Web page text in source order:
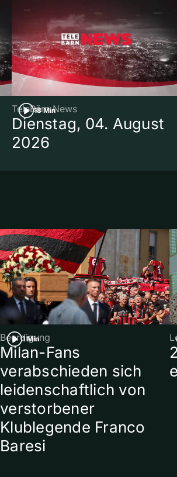
18 Min
TeleBärn News
Dienstag, 04. August
2026
1 Min
Beerdigung
Milan-Fans
verabschieden sich
leidenschaftlich von
verstorbener
Klublegende Franco
Baresi